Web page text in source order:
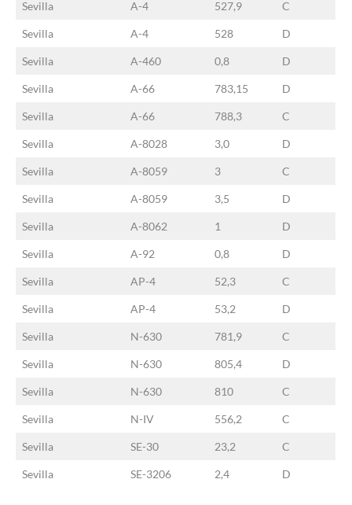
Sevilla A-4 527,9 C
Sevilla A-4 528 D
Sevilla A-460 0,8 D
Sevilla A-66 783,15 D
Sevilla A-66 788,3 C
Sevilla A-8028 3,0 D
Sevilla A-8059 3 C
Sevilla A-8059 3,5 D
Sevilla A-8062 1 D
Sevilla A-92 0,8 D
Sevilla AP-4 52,3 C
Sevilla AP-4 53,2 D
Sevilla N-630 781,9 C
Sevilla N-630 805,4 D
Sevilla N-630 810 C
Sevilla N-IV 556,2 C
Sevilla SE-30 23,2 C
Sevilla SE-3206 2,4 D